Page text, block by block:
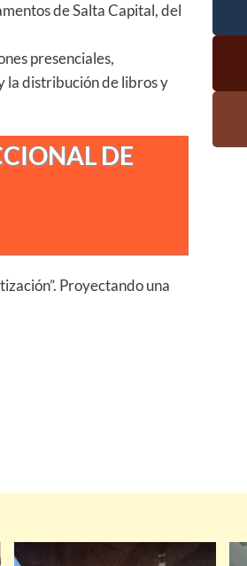
de Salta Capital, del
presenciales,
la distribución de libros y
DE
Proyectando una